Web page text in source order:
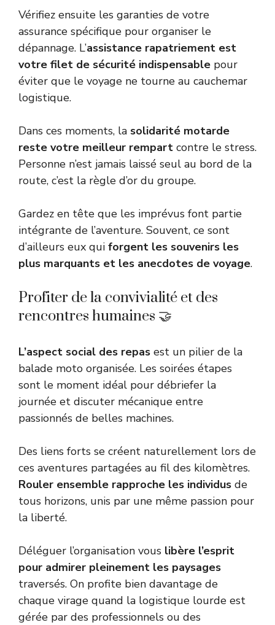
Vérifiez ensuite les garanties de votre
assurance spécifique pour organiser le
dépannage. L’assistance rapatriement est
votre filet de sécurité indispensable pour
éviter que le voyage ne tourne au cauchemar
logistique.
Dans ces moments, la solidarité motarde
reste votre meilleur rempart contre le stress.
Personne n’est jamais laissé seul au bord de la
route, c’est la règle d’or du groupe.
Gardez en tête que les imprévus font partie
intégrante de l’aventure. Souvent, ce sont
d’ailleurs eux qui forgent les souvenirs les
plus marquants et les anecdotes de voyage.
Profiter de la convivialité et des
rencontres humaines 🤝
L’aspect social des repas est un pilier de la
balade moto organisée. Les soirées étapes
sont le moment idéal pour débriefer la
journée et discuter mécanique entre
passionnés de belles machines.
Des liens forts se créent naturellement lors de
ces aventures partagées au fil des kilomètres.
Rouler ensemble rapproche les individus de
tous horizons, unis par une même passion pour
la liberté.
Déléguer l’organisation vous libère l’esprit
pour admirer pleinement les paysages
traversés. On profite bien davantage de
chaque virage quand la logistique lourde est
gérée par des professionnels ou des